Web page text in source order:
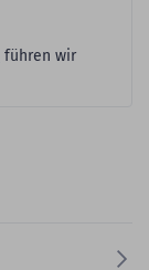
führen wir